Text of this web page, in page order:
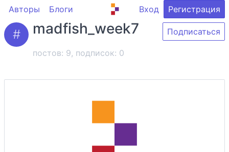
Авторы Блоги Вход Регистрация
madfish_week7
постов: 9, подписок: 0
Подписаться